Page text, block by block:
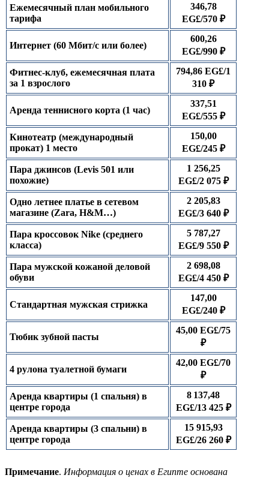
Ежемесячный план мобильного
тарифа
346,78
EG£/570 ₽
Интернет (60 Мбит/с или более)
600,26
EG£/990 ₽
Фитнес-клуб, ежемесячная плата
за 1 взрослого
794,86 EG£/1
310 ₽
Аренда теннисного корта (1 час)
337,51
EG£/555 ₽
Кинотеатр (международный
прокат) 1 место
150,00
EG£/245 ₽
Пара джинсов (Levis 501 или
похожие)
1 256,25
EG£/2 075 ₽
Одно летнее платье в сетевом
магазине (Zara, H&M…)
2 205,83
EG£/3 640 ₽
Пара кроссовок Nike (среднего
класса)
5 787,27
EG£/9 550 ₽
Пара мужской кожаной деловой
обуви
2 698,08
EG£/4 450 ₽
Стандартная мужская стрижка
147,00
EG£/240 ₽
Тюбик зубной пасты
45,00 EG£/75
₽
4 рулона туалетной бумаги
42,00 EG£/70
₽
Аренда квартиры (1 спальня) в
центре города
8 137,48
EG£/13 425 ₽
Аренда квартиры (3 спальни) в
центре города
15 915,93
EG£/26 260 ₽
Примечание. Информация о ценах в Египте основана